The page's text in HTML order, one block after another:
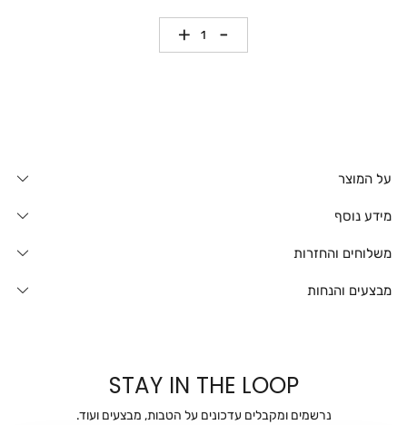
כמות
על המוצר
מידע נוסף
משלוחים והחזרות
מבצעים והנחות
STAY IN THE LOOP
נרשמים ומקבלים עדכונים על הטבות, מבצעים ועוד.